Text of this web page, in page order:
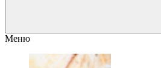
Меню